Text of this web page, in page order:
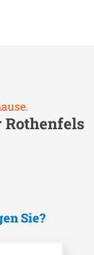
Rothenfels
Sie?